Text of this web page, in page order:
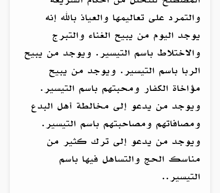
والتمرد على تعاليمها والعياذ بالله إنه
يوجد اليوم من يبيح الغناء والتبرج
والاختلاط باسم التيسير. ويوجد من يبيح
الربا باسم التيسير. ويوجد من يبيح
مؤاخاة الكفار ومحبتهم باسم التيسير.
ويوجد من يدعو إلى مخالطة أهل البدع
ومصافاتهم ومصاحبتهم باسم التيسير.
ويوجد من يدعو إلى ترك كثير من
مناسك الحج والتساهل فيها باسم
التيسير..